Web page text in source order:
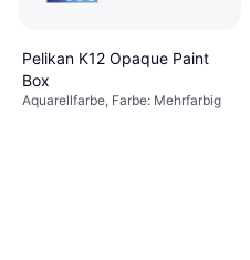
Pelikan K12 Opaque Paint
Box
Aquarellfarbe, Farbe: Mehrfarbig